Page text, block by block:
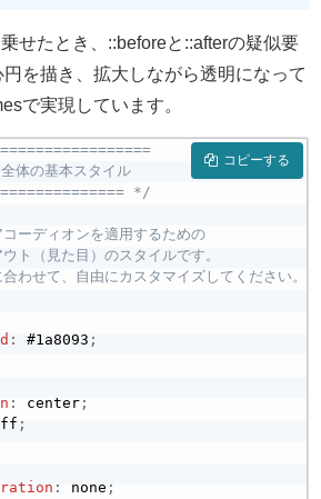
せたとき、::beforeと::afterの疑似要
を描き、拡大しながら透明になって
で実現しています。
体の基本スタイル
*/
ーディオンを適用するための
ト（見た目）のスタイルです。
わせて、自由にカスタマイズしてください。
: #1a8093 ;
: center ;
;
: none ;
コピーする